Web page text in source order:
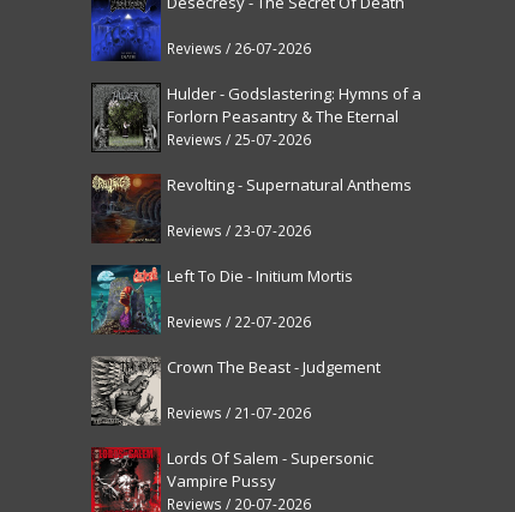
Reviews / 26-07-2026
Hulder - Godslastering: Hymns of a
Forlorn Peasantry & The Eternal
Fanfare [reissue]
Reviews / 25-07-2026
Revolting - Supernatural Anthems
Reviews / 23-07-2026
Left To Die - Initium Mortis
Reviews / 22-07-2026
Crown The Beast - Judgement
Reviews / 21-07-2026
Lords Of Salem - Supersonic
Vampire Pussy
Reviews / 20-07-2026